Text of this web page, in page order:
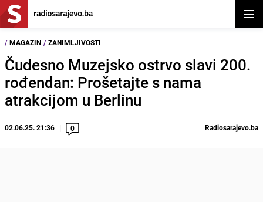
/ MAGAZIN / ZANIMLJIVOSTI
Čudesno Muzejsko ostrvo slavi 200.
rođendan: Prošetajte s nama
atrakcijom u Berlinu
02.06.25. 21:36 0 Radiosarajevo.ba